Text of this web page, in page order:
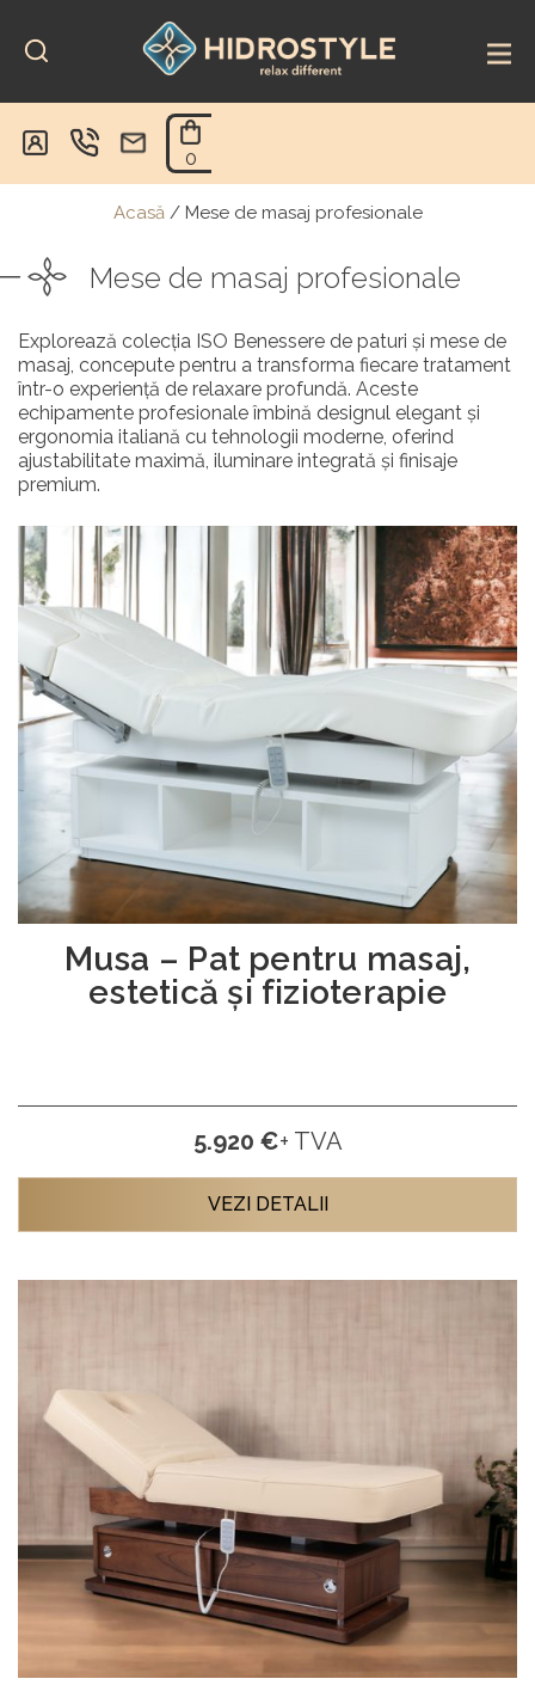
content
0
Acasă / Mese de masaj profesionale
Mese de masaj profesionale
Explorează colecția ISO Benessere de paturi și mese de
masaj, concepute pentru a transforma fiecare tratament
într-o experiență de relaxare profundă. Aceste
echipamente profesionale îmbină designul elegant și
ergonomia italiană cu tehnologii moderne, oferind
ajustabilitate maximă, iluminare integrată și finisaje
premium.
Musa – Pat pentru masaj,
estetică și fizioterapie
5.920 €+ TVA
VEZI DETALII